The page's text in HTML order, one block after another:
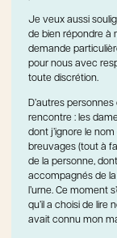
Je veux aussi
de bien répondre à
demande
pour nous avec
toute discrétion.
D’autres
rencontre : les
dont j’ignore le
breuvages (tout à
de la personne,
accompagnés de la
l’urne. Ce moment
qu’il a choisi de lire
avait connu mon